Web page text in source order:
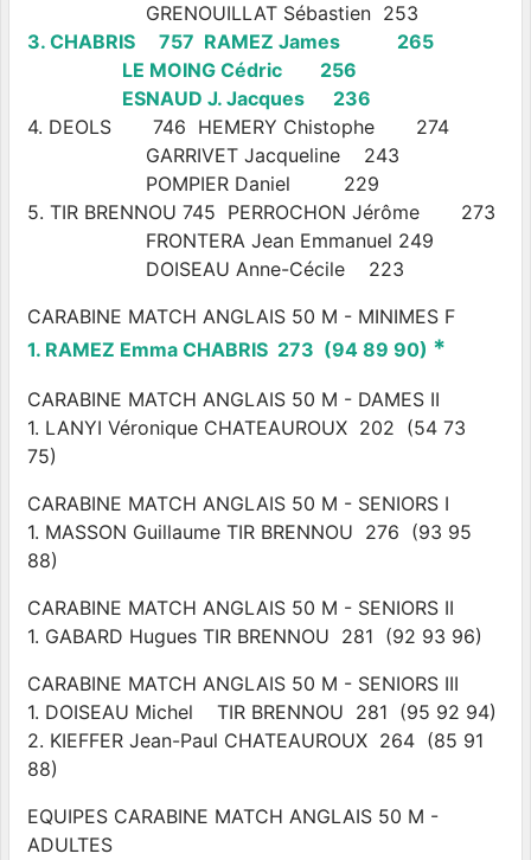
GRENOUILLAT Sébastien 253
3. CHABRIS 757 RAMEZ James 265
LE MOING Cédric 256
ESNAUD J. Jacques 236
4. DEOLS 746 HEMERY Chistophe 274
GARRIVET Jacqueline 243
POMPIER Daniel 229
5. TIR BRENNOU 745 PERROCHON Jérôme 273
FRONTERA Jean Emmanuel 249
DOISEAU Anne-Cécile 223
CARABINE MATCH ANGLAIS 50 M - MINIMES F
1. RAMEZ Emma CHABRIS 273 (94 89 90) *
CARABINE MATCH ANGLAIS 50 M - DAMES II
1. LANYI Véronique CHATEAUROUX 202 (54 73
75)
CARABINE MATCH ANGLAIS 50 M - SENIORS I
1. MASSON Guillaume TIR BRENNOU 276 (93 95
88)
CARABINE MATCH ANGLAIS 50 M - SENIORS II
1. GABARD Hugues TIR BRENNOU 281 (92 93 96)
CARABINE MATCH ANGLAIS 50 M - SENIORS III
1. DOISEAU Michel TIR BRENNOU 281 (95 92 94)
2. KIEFFER Jean-Paul CHATEAUROUX 264 (85 91
88)
EQUIPES CARABINE MATCH ANGLAIS 50 M -
ADULTES